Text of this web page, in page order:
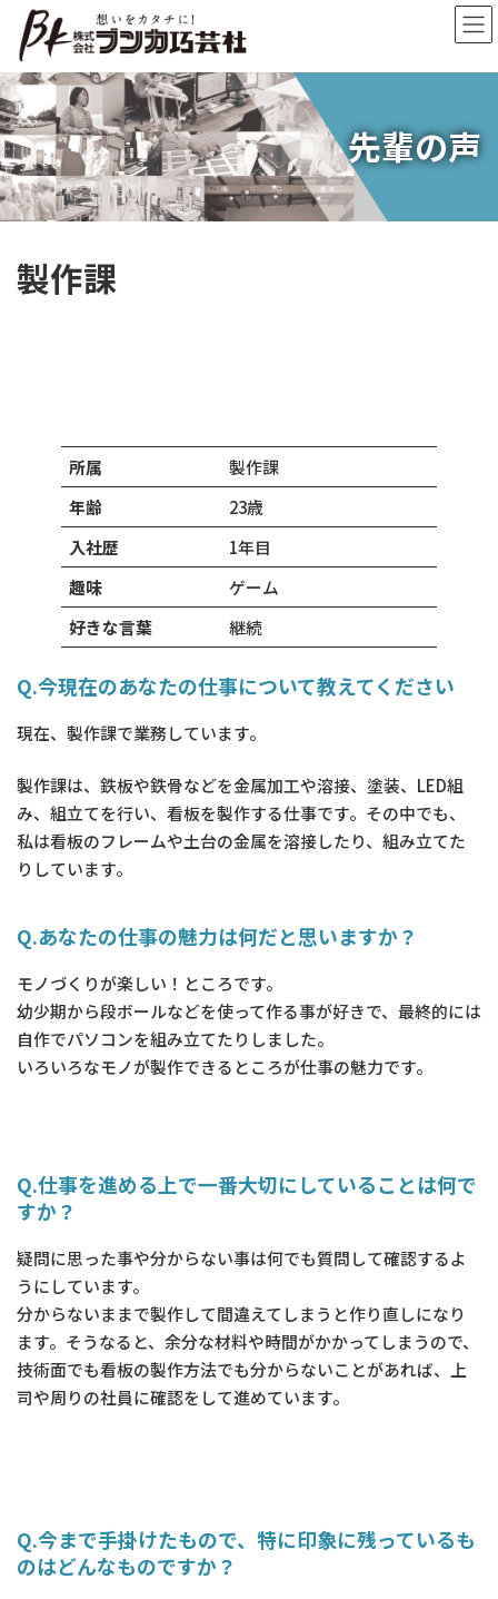
ン
ツ
へ
ス
キ
ッ
プ
ー
シ
ョ
ン
に
移
動
先輩の声
製作課
所属
製作課
年齢
23歳
入社歴
1年目
趣味
ゲーム
好きな言葉
継続
Q.今現在のあなたの仕事について教えてください
現在、製作課で業務しています。
製作課は、鉄板や鉄骨などを金属加工や溶接、塗装、LED組
み、組立てを行い、看板を製作する仕事です。その中でも、
私は看板のフレームや土台の金属を溶接したり、組み立てた
りしています。
Q.あなたの仕事の魅力は何だと思いますか？
モノづくりが楽しい！ところです。
幼少期から段ボールなどを使って作る事が好きで、最終的には
自作でパソコンを組み立てたりしました。
いろいろなモノが製作できるところが仕事の魅力です。
Q.仕事を進める上で一番大切にしていることは何で
すか？
疑問に思った事や分からない事は何でも質問して確認するよ
うにしています。
分からないままで製作して間違えてしまうと作り直しになり
ます。そうなると、余分な材料や時間がかかってしまうので、
技術面でも看板の製作方法でも分からないことがあれば、上
司や周りの社員に確認をして進めています。
Q.今まで手掛けたもので、特に印象に残っているも
のはどんなものですか？